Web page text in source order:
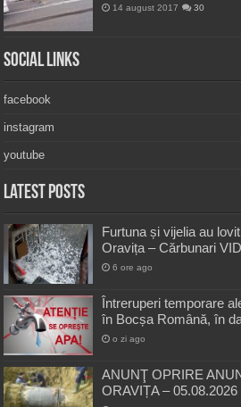
14 august 2017 30
Social Links
facebook
instagram
youtube
Latest Posts
Furtuna și vijelia au
Oravița – Cărbunari
6 ore ago
Întreruperi temporare
în Bocșa Română, în
o zi ago
ANUNŢ OPRIRE
ORAVIȚA –